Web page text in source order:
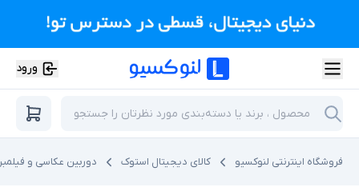
ورود
فروشگاه اینترنتی لنوکسیو کالای دیجیتال استوک دوربین عکاسی و